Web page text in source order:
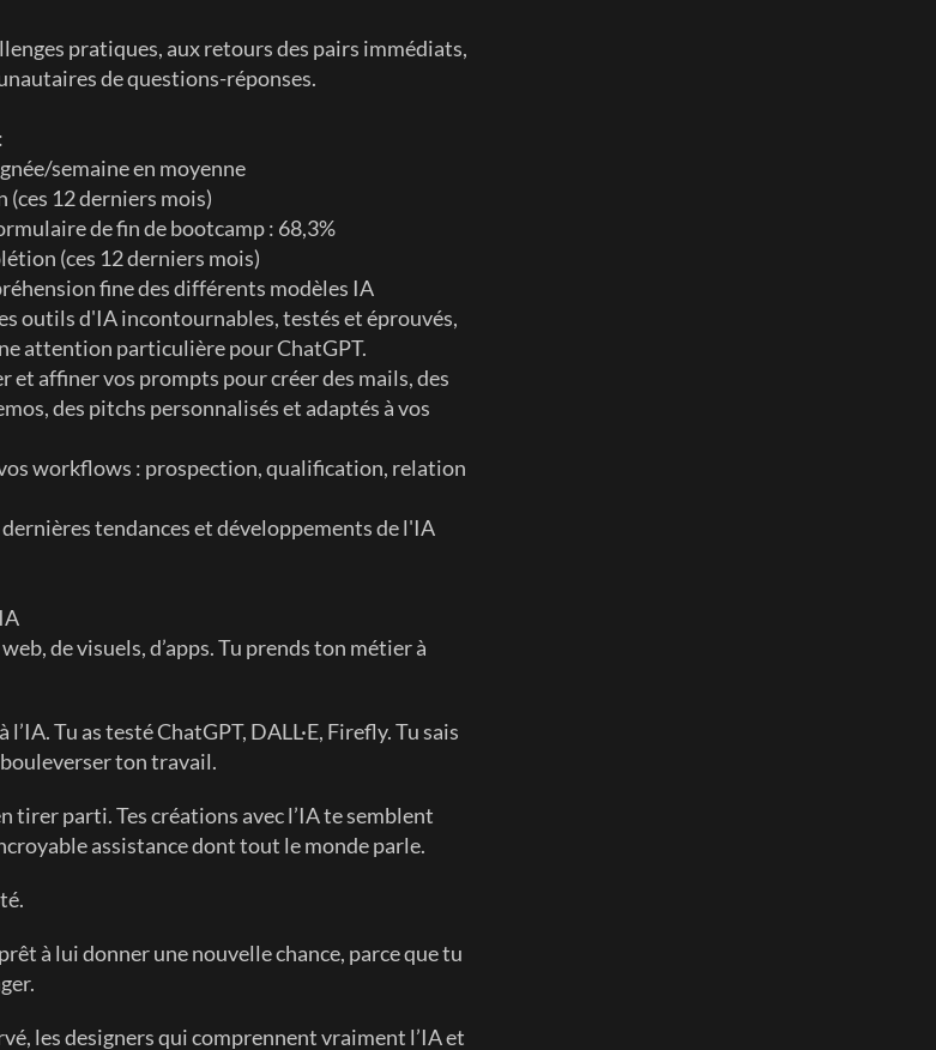
pratiques, aux retours des pairs immédiats,
de questions-réponses.
semaine en moyenne
12 derniers mois)
de fin de bootcamp : 68,3%
(ces 12 derniers mois)
fine des différents modèles IA
outils d'IA incontournables, testés et éprouvés,
attention particulière pour ChatGPT.
et affiner vos prompts pour créer des mails, des
des pitchs personnalisés et adaptés à vos
workflows : prospection, qualification, relation
dernières tendances et développements de l'IA
de visuels, d’apps. Tu prends ton métier à
l’IA. Tu as testé ChatGPT, DALL·E, Firefly. Tu sais
ton travail.
tirer parti. Tes créations avec l’IA te semblent
assistance dont tout le monde parle.
à lui donner une nouvelle chance, parce que tu
les designers qui comprennent vraiment l’IA et